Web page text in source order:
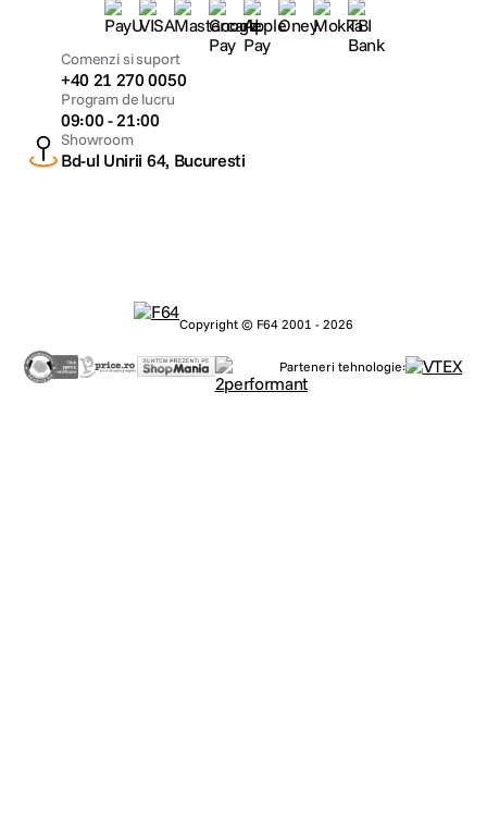
Comenzi si suport
+40 21 270 0050
Program de lucru
09:00 - 21:00
Showroom
Bd-ul Unirii 64, Bucuresti
Copyright © F64 2001 - 2026
Parteneri tehnologie: